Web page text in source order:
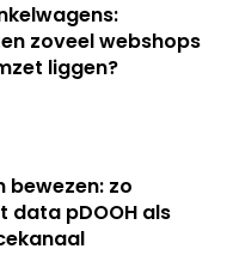
zoveel webshops
liggen?
bewezen: zo
data pDOOH als